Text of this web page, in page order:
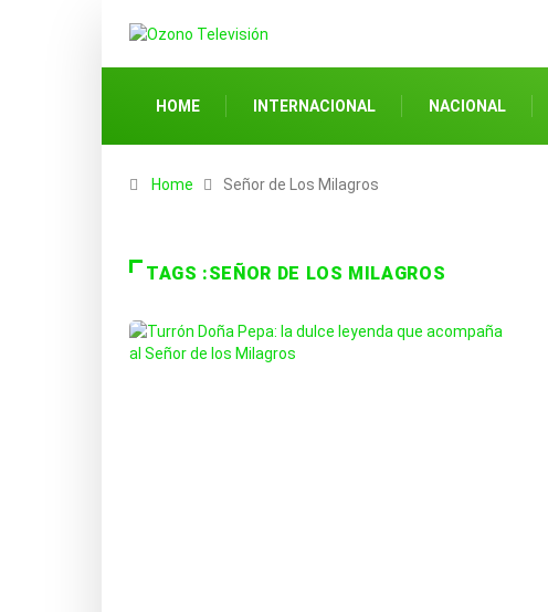
HOME INTERNACIONAL NACIONAL
Home Señor de Los Milagros
TAGS :SEÑOR DE LOS MILAGROS